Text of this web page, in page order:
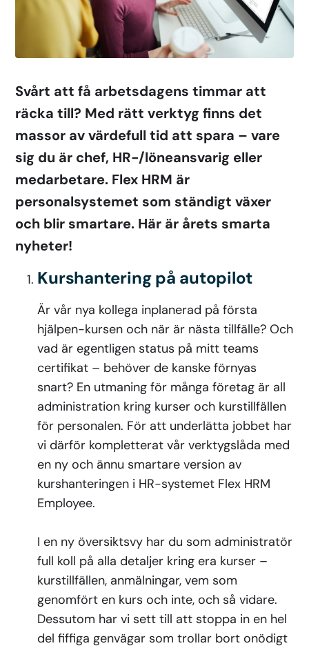
Svårt att få arbetsdagens timmar att
räcka till? Med rätt verktyg finns det
massor av värdefull tid att spara – vare
sig du är chef, HR-/löneansvarig eller
medarbetare. Flex HRM är
personalsystemet som ständigt växer
och blir smartare. Här är årets smarta
nyheter!
Kurshantering på autopilot
Är vår nya kollega inplanerad på första
hjälpen-kursen och när är nästa tillfälle? Och
vad är egentligen status på mitt teams
certifikat – behöver de kanske förnyas
snart? En utmaning för många företag är all
administration kring kurser och kurstillfällen
för personalen. För att underlätta jobbet har
vi därför kompletterat vår verktygslåda med
en ny och ännu smartare version av
kurshanteringen i HR-systemet Flex HRM
Employee.
I en ny översiktsvy har du som administratör
full koll på alla detaljer kring era kurser –
kurstillfällen, anmälningar, vem som
genomfört en kurs och inte, och så vidare.
Dessutom har vi sett till att stoppa in en hel
del fiffiga genvägar som trollar bort onödigt